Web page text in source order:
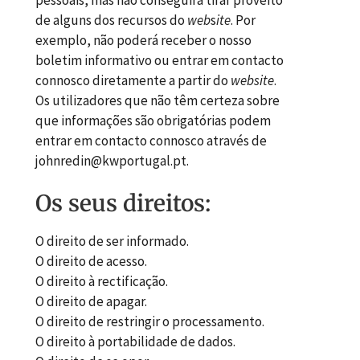
de alguns dos recursos do website. Por
exemplo, não poderá receber o nosso
boletim informativo ou entrar em contacto
connosco diretamente a partir do website.
Os utilizadores que não têm certeza sobre
que informações são obrigatórias podem
entrar em contacto connosco através de
johnredin@kwportugal.pt.
Os seus direitos:
O direito de ser informado.
O direito de acesso.
O direito à rectificação.
O direito de apagar.
O direito de restringir o processamento.
O direito à portabilidade de dados.